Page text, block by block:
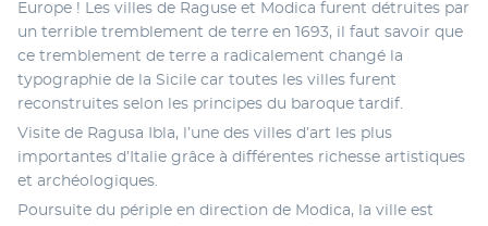
Europe ! Les villes de Raguse et Modica furent détruites par
un terrible tremblement de terre en 1693, il faut savoir que
ce tremblement de terre a radicalement changé la
typographie de la Sicile car toutes les villes furent
reconstruites selon les principes du baroque tardif.
Visite de Ragusa Ibla, l’une des villes d’art les plus
importantes d’Italie grâce à différentes richesse artistiques
et archéologiques.
Poursuite du périple en direction de Modica, la ville est